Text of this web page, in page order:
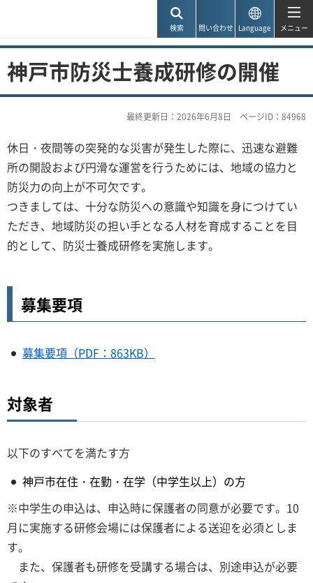
検索 問い合わせ Language メニュー
神戸市防災士養成研修の開催
最終更新日：2026年6月8日 ページID：84968
休日・夜間等の突発的な災害が発生した際に、迅速な避難
所の開設および円滑な運営を行うためには、地域の協力と
防災力の向上が不可欠です。
つきましては、十分な防災への意識や知識を身につけてい
ただき、地域防災の担い手となる人材を育成することを目
的として、防災士養成研修を実施します。
募集要項
募集要項（PDF：863KB）
対象者
以下のすべてを満たす方
神戸市在住・在勤・在学（中学生以上）の方
※中学生の申込は、申込時に保護者の同意が必要です。10
月に実施する研修会場には保護者による送迎を必須としま
す。
また、保護者も研修を受講する場合は、別途申込が必要